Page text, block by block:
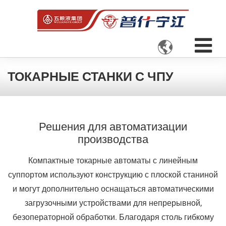

ТОКАРНЫЕ СТАНКИ С ЧПУ
Решения для автоматизации
производства
Компактные токарные автоматы с линейным
суппортом используют конструкцию с плоской станиной
и могут дополнительно оснащаться автоматическими
загрузочными устройствами для непрерывной,
безоператорной обработки. Благодаря столь гибкому